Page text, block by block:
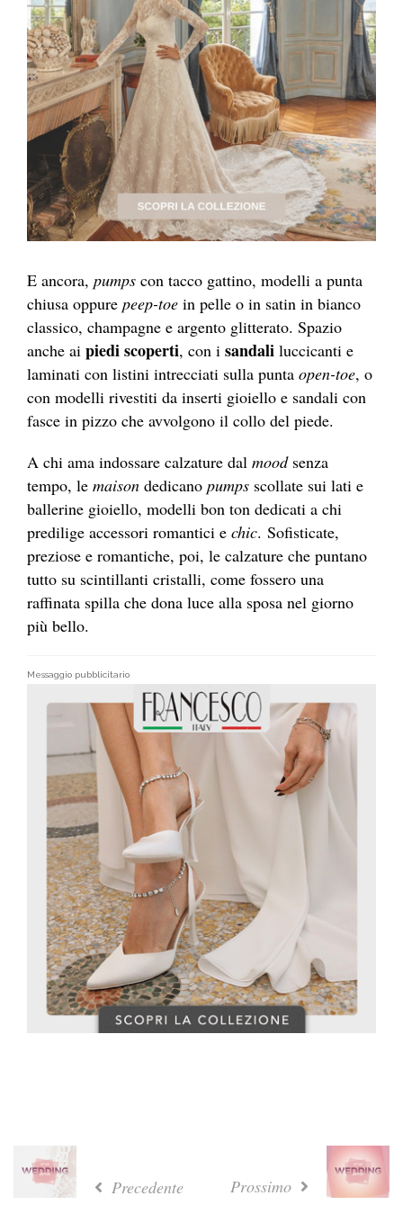
E ancora, pumps con tacco gattino, modelli a punta
chiusa oppure peep-toe in pelle o in satin in bianco
classico, champagne e argento glitterato. Spazio
anche ai piedi scoperti, con i sandali luccicanti e
laminati con listini intrecciati sulla punta open-toe, o
con modelli rivestiti da inserti gioiello e sandali con
fasce in pizzo che avvolgono il collo del piede.
A chi ama indossare calzature dal moodsenza
tempo, le maison dedicano pumps scollate sui lati e
ballerine gioiello, modelli bon ton dedicati a chi
predilige accessori romantici e chic. Sofisticate,
preziose e romantiche, poi, le calzature che puntano
tutto su scintillanti cristalli, come fossero una
raffinata spilla che dona luce alla sposa nel giorno
più bello.
Messaggio pubblicitario
Precedente Prossimo